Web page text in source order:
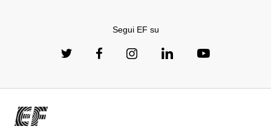
Segui EF su